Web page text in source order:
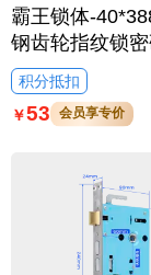
霸王锁体-40*388
钢齿轮指纹锁
锁防盗门锁体--
勾 半开叉通芯双快双活
不锈铁 防撞防卡
积分抵扣
￥53 会员享专价